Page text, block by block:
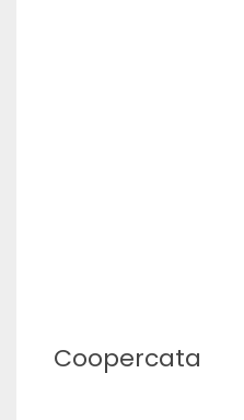
Coopercata